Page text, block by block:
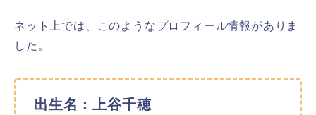
ネット上では、このようなプロフィール情報がありま
した。
出生名：上谷千穂